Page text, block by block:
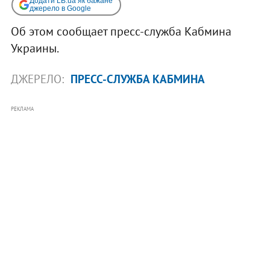
джерело в Google
Об этом сообщает пресс-служба Кабмина
Украины.
ДЖЕРЕЛО: ПРЕСС-СЛУЖБА КАБМИНА
РЕКЛАМА